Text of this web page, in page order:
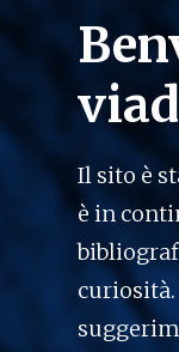
Il sito è
è in